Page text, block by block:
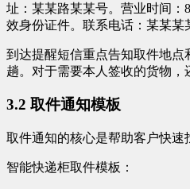
址：某某路某某号。营业时间：
效身份证件。联系电话：某某某
到达提醒短信重点告知取件地
趟。对于需要本人签收的货物，
3.2 取件通知模板
取件通知的核心是帮助客户快速
智能快递柜取件模板：